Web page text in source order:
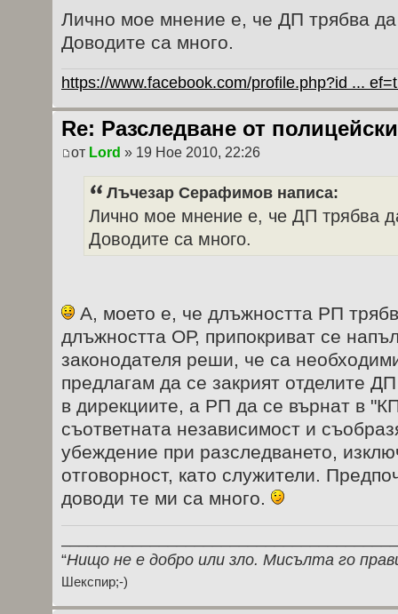
Лично мое мнение е, че ДП трябва
Доводите са много.
https://www.facebook.com/profile.php?id ...
Re: Разследване от
от Lord » 19 Ное 2010, 22:26
Лъчезар Серафимов написа:
Лично мое мнение е, че ДП трябва
Доводите са много.
А, моето е, че длъжността РП
длъжността ОР, припокриват се
законодателя реши, че са
предлагам да се закрият отделите
в дирекциите, а РП да се върнат в
съответната независимост и
убеждение при разследването,
отговорност, като служители.
доводи те ми са много.
“Нищо не е добро или зло. Мисълта го
Шекспир;-)